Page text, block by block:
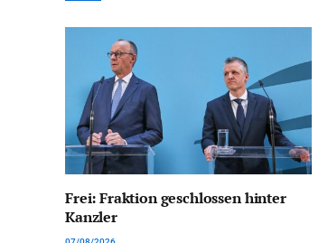
Frei: Fraktion geschlossen hinter
Kanzler